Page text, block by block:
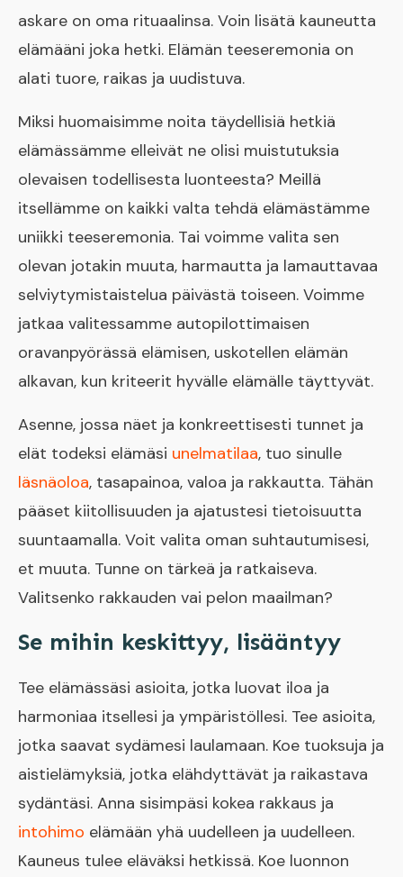
askare on oma rituaalinsa. Voin lisätä kauneutta
elämääni joka hetki. Elämän teeseremonia on
alati tuore, raikas ja uudistuva.
Miksi huomaisimme noita täydellisiä hetkiä
elämässämme elleivät ne olisi muistutuksia
olevaisen todellisesta luonteesta? Meillä
itsellämme on kaikki valta tehdä elämästämme
uniikki teeseremonia. Tai voimme valita sen
olevan jotakin muuta, harmautta ja lamauttavaa
selviytymistaistelua päivästä toiseen. Voimme
jatkaa valitessamme autopilottimaisen
oravanpyörässä elämisen, uskotellen elämän
alkavan, kun kriteerit hyvälle elämälle täyttyvät.
Asenne, jossa näet ja konkreettisesti tunnet ja
elät todeksi elämäsi unelmatilaa, tuo sinulle
läsnäoloa, tasapainoa, valoa ja rakkautta. Tähän
pääset kiitollisuuden ja ajatustesi tietoisuutta
suuntaamalla. Voit valita oman suhtautumisesi,
et muuta. Tunne on tärkeä ja ratkaiseva.
Valitsenko rakkauden vai pelon maailman?
Se mihin keskittyy, lisääntyy
Tee elämässäsi asioita, jotka luovat iloa ja
harmoniaa itsellesi ja ympäristöllesi. Tee asioita,
jotka saavat sydämesi laulamaan. Koe tuoksuja ja
aistielämyksiä, jotka elähdyttävät ja raikastava
sydäntäsi. Anna sisimpäsi kokea rakkaus ja
intohimo elämään yhä uudelleen ja uudelleen.
Kauneus tulee eläväksi hetkissä. Koe luonnon